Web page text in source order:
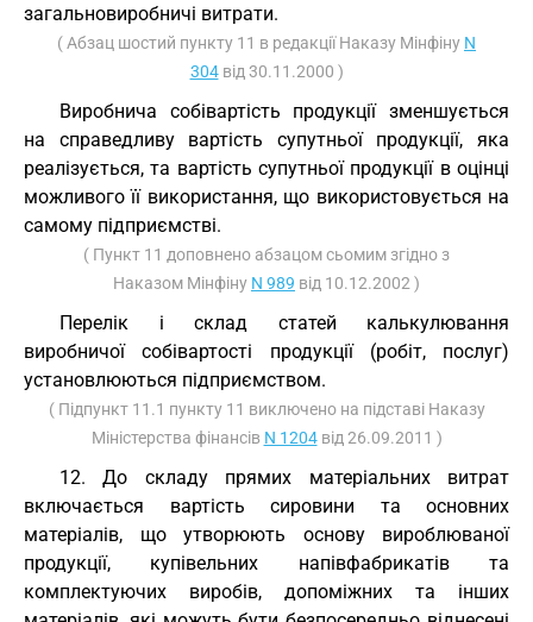
загальновиробничі витрати.
( Абзац шостий пункту 11 в редакції Наказу Мінфіну N
304від 30.11.2000 )
Виробнича собівартість продукції зменшується
на справедливу вартість супутньої продукції, яка
реалізується, та вартість супутньої продукції в оцінці
можливого її використання, що використовується на
самому підприємстві.
( Пункт 11 доповнено абзацом сьомим згідно з
Наказом Мінфіну N 989 від 10.12.2002 )
Перелік і склад статей калькулювання
виробничої собівартості продукції (робіт, послуг)
установлюються підприємством.
( Підпункт 11.1 пункту 11 виключено на підставі Наказу
Міністерства фінансів N 1204від 26.09.2011 )
12. До складу прямих матеріальних витрат
включається вартість сировини та основних
матеріалів, що утворюють основу вироблюваної
продукції, купівельних напівфабрикатів та
комплектуючих виробів, допоміжних та інших